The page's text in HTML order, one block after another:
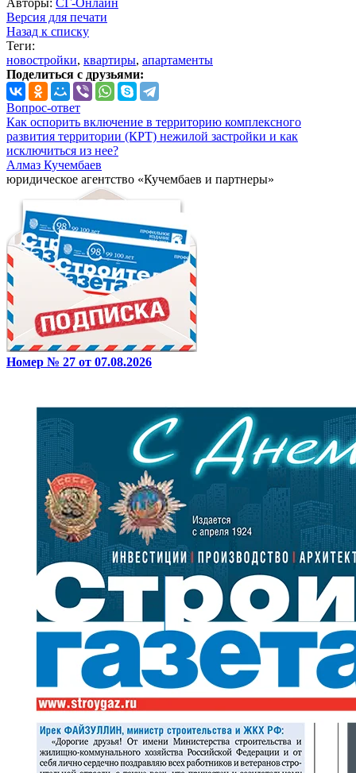
Авторы: СГ-Онлайн
Версия для печати
Назад к списку
Теги:
новостройки, квартиры, апартаменты
Поделиться с друзьями:
Вопрос-ответ
Как оспорить включение в территорию комплексного
развития территории (КРТ) нежилой застройки и как
исключиться из нее?
Алмаз Кучембаев
юридическое агентство «Кучембаев и партнеры»
Номер № 27 от 07.08.2026